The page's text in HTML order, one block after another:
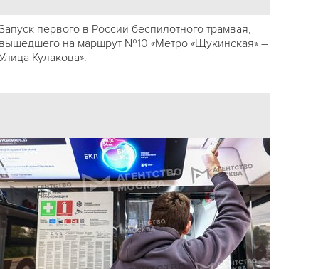
первого в России беспилотного трамвая,
вышедшего на маршрут №10 «Метро «Щукинская» –
Кулакова».